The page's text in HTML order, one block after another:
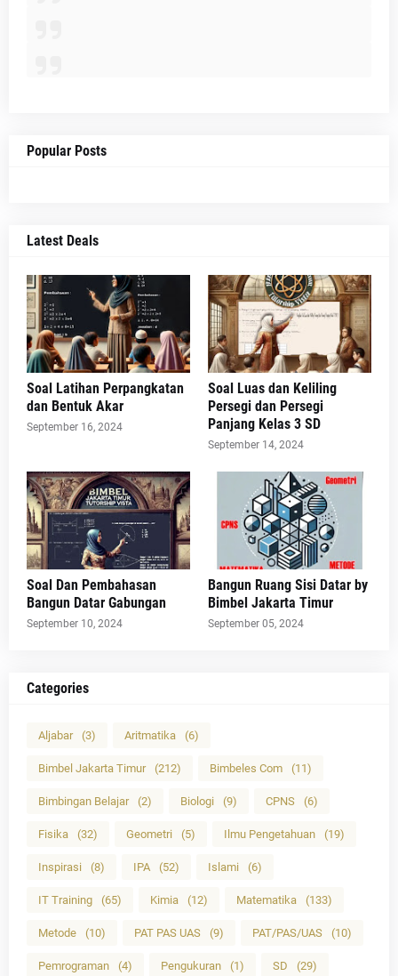
Popular Posts
Latest Deals
Soal Latihan Perpangkatan
dan Bentuk Akar
September 16, 2024
Soal Luas dan Keliling
Persegi dan Persegi
Panjang Kelas 3 SD
September 14, 2024
Soal Dan Pembahasan
Bangun Datar Gabungan
September 10, 2024
Bangun Ruang Sisi Datar by
Bimbel Jakarta Timur
September 05, 2024
Categories
Aljabar (3) Aritmatika (6)
Bimbel Jakarta Timur (212) Bimbeles Com (11)
Bimbingan Belajar (2) Biologi (9) CPNS (6)
Fisika (32) Geometri (5) Ilmu Pengetahuan (19)
Inspirasi (8) IPA (52) Islami (6)
IT Training (65) Kimia (12) Matematika (133)
Metode (10) PAT PAS UAS (9) PAT/PAS/UAS (10)
Pemrograman (4) Pengukuran (1) SD (29)